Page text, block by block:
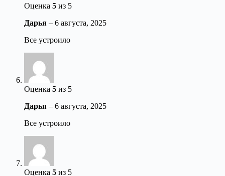
Оценка 5 из 5
Дарья – 6 августа, 2025
Все устроило
Оценка 5 из 5
Дарья – 6 августа, 2025
Все устроило
Оценка 5 из 5